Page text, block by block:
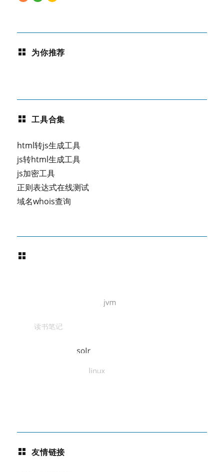
为你推荐
工具合集
html转js生成工具
js转html生成工具
js加密工具
正则表达式在线测试
域名whois查询
友情链接